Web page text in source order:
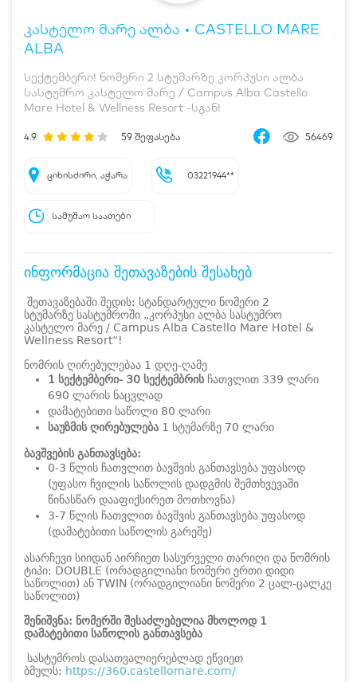
კასტელო მარე ალბა • CASTELLO MARE
ALBA
სექტემბერი! ნომერი 2 სტუმარზე კორპუსი ალბა
სასტუმრო კასტელო მარე / Campus Alba Castello
Mare Hotel & Wellness Resort -სგან!
4.9 59 შეფასება 56469
ციხისძირი, აჭარა 03221944**
სამუშაო საათები
ინფორმაცია შეთავაზების შესახებ
შეთავაზებაში შედის: სტანდარტული ნომერი 2
სტუმარზე სასტუმროში „კორპუსი ალბა სასტუმრო
კასტელო მარე / Campus Alba Castello Mare Hotel &
Wellness Resort“!
ნომრის ღირებულებაა 1 დღე-ღამე
1 სექტემბერი- 30 სექტემბრის ჩათვლით 339 ლარი
690 ლარის ნაცვლად
დამატებითი საწოლი 80 ლარი
საუზმის ღირებულება 1 სტუმარზე 70 ლარი
ბავშვების განთავსება:
0-3 წლის ჩათვლით ბავშვის განთავსება უფასოდ
(უფასო ჩვილის საწოლის დადგმის შემთხვევაში
წინასწარ დააფიქსირეთ მოთხოვნა)
3-7 წლის ჩათვლით ბავშვის განთავსება უფასოდ
(დამატებითი საწოლის გარეშე)
ასარჩევი სიიდან აირჩიეთ სასურველი თარიღი და ნომრის
ტიპი: DOUBLE (ორადგილიანი ნომერი ერთი დიდი
საწოლით) ან TWIN (ორადგილიანი ნომერი 2 ცალ-ცალკე
საწოლით)
შენიშვნა: ნომერში შესაძლებელია მხოლოდ 1
დამატებითი საწოლის განთავსება
სასტუმროს დასათვალიერებლად ეწვიეთ
ბმულს: https://360.castellomare.com/